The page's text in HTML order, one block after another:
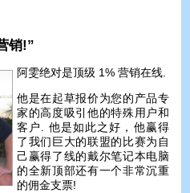
销!”
阿雯绝对是顶级 1% 营销在线.
他是在起草报价为您的产品专
家的高度吸引他的特殊用户和
客户. 他是如此之好，他赢得
了我们巨大的联盟的比赛为自
己赢得了线的戴尔笔记本电脑
的全新顶部还有一个非常沉重
的佣金支票!